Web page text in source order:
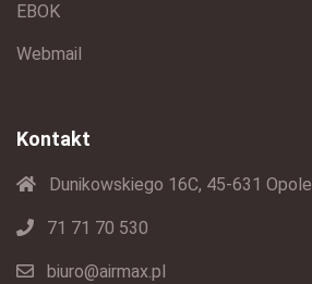
EBOK
Webmail
Kontakt
Dunikowskiego 16C, 45-631 Opole
71 71 70 530
biuro@airmax.pl